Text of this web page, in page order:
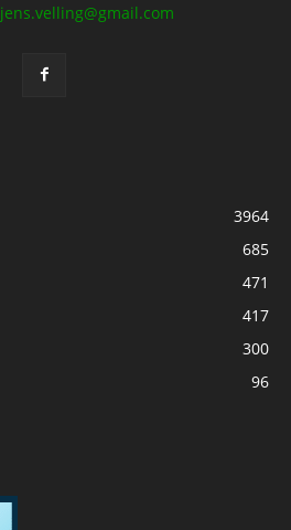
jens.velling@gmail.com
3964
685
471
417
300
96